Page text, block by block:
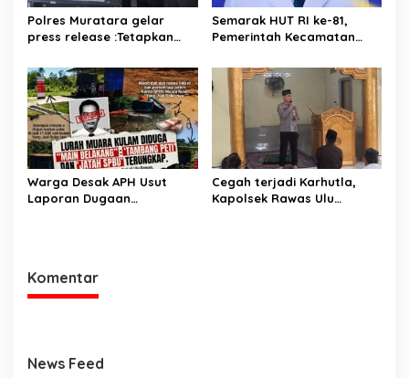
Polres Muratara gelar
press release :Tetapkan
Tersangka Kecelakaan
Maut antara Bus ALS dan
Tangki BBM Tewaskan 19
Orang
Semarak HUT RI ke-81,
Pemerintah Kecamatan
Lomba
Warga Desak APH Usut
Laporan Dugaan
Cegah terjadi Karhutla,
Kapolsek Rawas Ulu
Komentar
News Feed